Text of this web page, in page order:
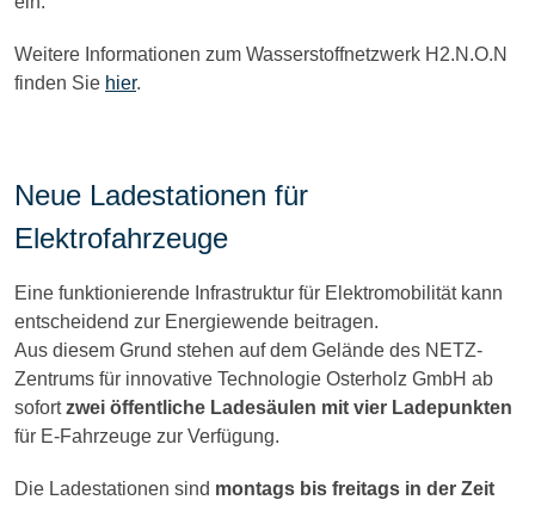
Weitere Informationen zum Wasserstoffnetzwerk H2.N.O.N
finden Sie hier.
Neue Ladestationen für
Elektrofahrzeuge
Eine funktionierende Infrastruktur für Elektromobilität kann
entscheidend zur Energiewende beitragen.
Aus diesem Grund stehen auf dem Gelände des NETZ-
Zentrums für innovative Technologie Osterholz GmbH ab
sofortzwei öffentliche Ladesäulen mit vier Ladepunkten
für E-Fahrzeuge zur Verfügung.
Die Ladestationen sind montags bis freitags in der Zeit